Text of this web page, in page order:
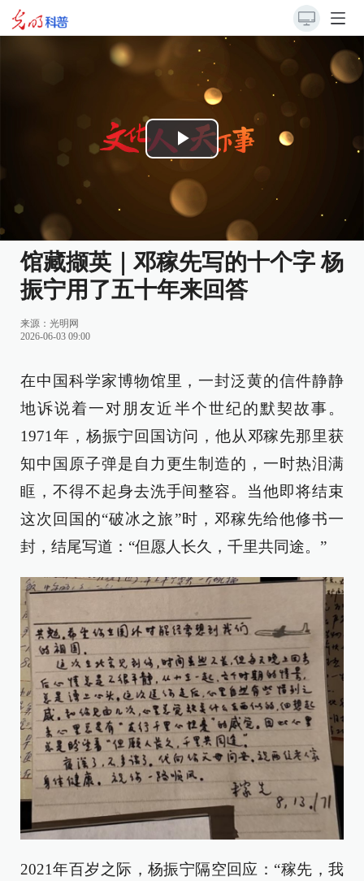
Play
Video
馆藏撷英｜邓稼先写的十个字 杨
振宁用了五十年来回答
来源： 光明网
2026-06-03 09:00
在中国科学家博物馆里，一封泛黄的信件静静
地诉说着一对朋友近半个世纪的默契故事。
1971年，杨振宁回国访问，他从邓稼先那里获
知中国原子弹是自力更生制造的，一时热泪满
眶，不得不起身去洗手间整容。当他即将结束
这次回国的“破冰之旅”时，邓稼先给他修书一
封，结尾写道：“但愿人长久，千里共同途。”
2021年百岁之际，杨振宁隔空回应：“稼先，我